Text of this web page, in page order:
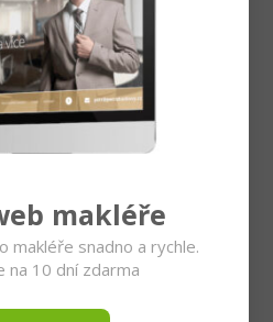
makléře
makléře snadno a rychle.
na 10 dní zdarma